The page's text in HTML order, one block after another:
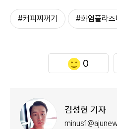
#커피찌꺼기 #화염플라즈
0
김성현 기자